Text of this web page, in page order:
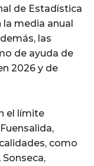
de Estadística
la media anual
las
de ayuda de
2026 y de
el límite
como